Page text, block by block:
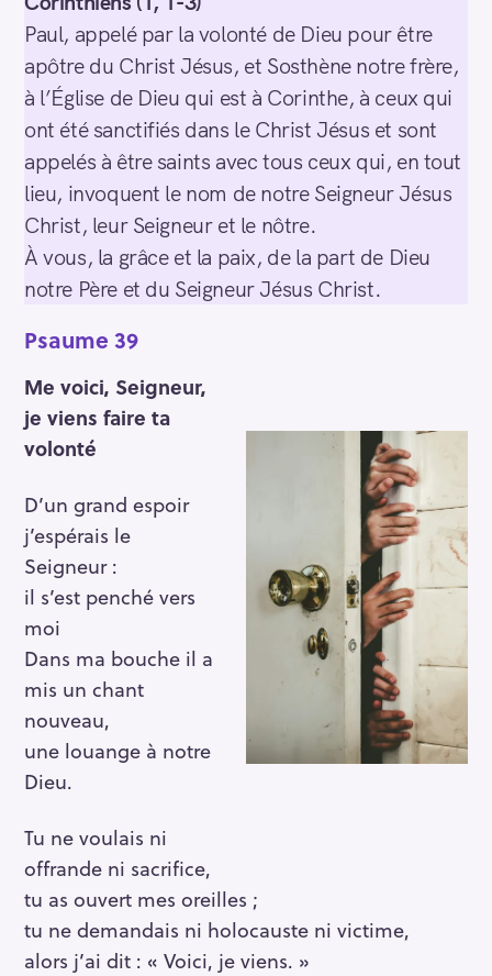
Paul, appelé par la volonté de Dieu pour être
apôtre du Christ Jésus, et Sosthène notre frère,
à l’Église de Dieu qui est à Corinthe, à ceux qui
ont été sanctifiés dans le Christ Jésus et sont
appelés à être saints avec tous ceux qui, en tout
lieu, invoquent le nom de notre Seigneur Jésus
Christ, leur Seigneur et le nôtre.
À vous, la grâce et la paix, de la part de Dieu
notre Père et du Seigneur Jésus Christ.
Psaume 39
Me voici, Seigneur,
je viens faire ta
volonté
D’un grand espoir
j’espérais le
Seigneur :
il s’est penché vers
moi
Dans ma bouche il a
mis un chant
nouveau,
une louange à notre
Dieu.
Tu ne voulais ni
offrande ni sacrifice,
tu as ouvert mes oreilles ;
tu ne demandais ni holocauste ni victime,
alors j’ai dit : « Voici, je viens. »